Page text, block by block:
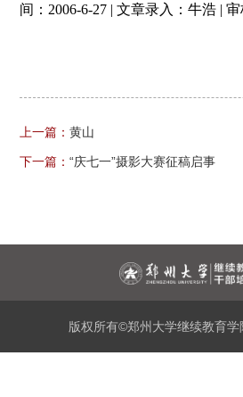
间：2006-6-27 | 文章录入：牛浩 |
上一篇：黄山
下一篇：“庆七一”摄影大赛征稿启事
版权所有©郑州大学继续教育